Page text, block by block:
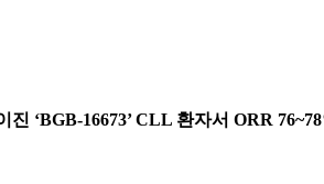
‘BGB-16673’ CLL 환자서 ORR